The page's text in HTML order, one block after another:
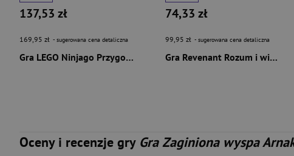
137,53 zł
169,95 zł - sugerowana cena detaliczna
Gra LEGO Ninjago Przygody Perły Przeznaczenia
74,33 zł
99,95 zł - sugerowana cena detaliczna
Gra Revenant Rozum i wiara dodatek
Oceny i recenzje gry Gra Zaginiona wyspa